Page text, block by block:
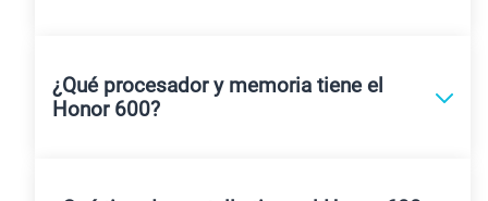
¿Qué procesador y memoria tiene el
Honor 600?